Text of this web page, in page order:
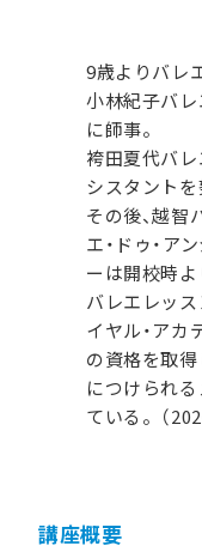
9歳よりバレ
小林紀子バ
に師事。
袴田夏代バ
シスタントを
その後、越智
エ・ドゥ・ア
ーは開校時
バレエレッ
イヤル・アカ
の資格を取
につけられ
ている。（
講座概要